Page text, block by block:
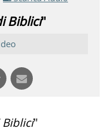
Biblici"
"